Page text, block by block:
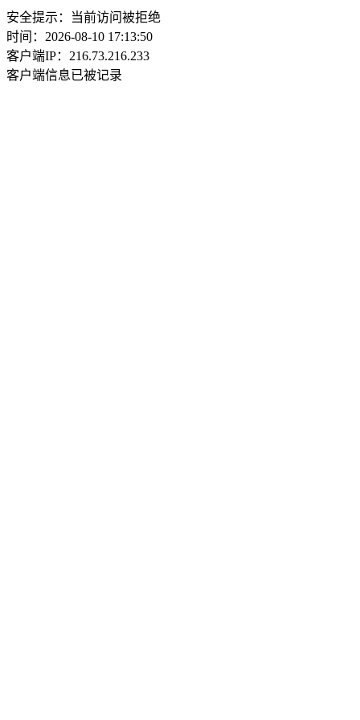
安全提示：当前访问被拒绝
时间：2026-08-10 17:13:50
客户端IP：216.73.216.233
客户端信息已被记录